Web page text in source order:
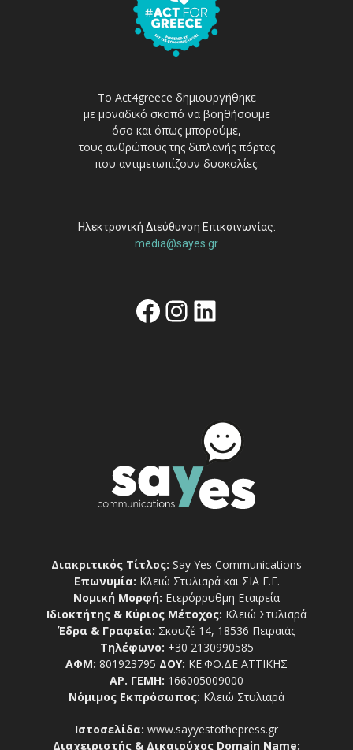
Το Act4greece δημιουργήθηκε
με μοναδικό σκοπό να βοηθήσουμε
όσο και όπως μπορούμε,
τους ανθρώπους της διπλανής πόρτας
που αντιμετωπίζουν δυσκολίες.
Ηλεκτρονική Διεύθυνση Επικοινωνίας:
media@sayes.gr
Facebook
Instagram
Linkedin
Διακριτικός Τίτλος: Say Yes Communications
Επωνυμία: Κλειώ Στυλιαρά και ΣΙΑ Ε.Ε.
Νομική Μορφή: Ετερόρρυθμη Εταιρεία
Ιδιοκτήτης & Κύριος Μέτοχος: Κλειώ Στυλιαρά
Έδρα & Γραφεία: Σκουζέ 14, 18536 Πειραιάς
Τηλέφωνο: +30 2130990585
ΑΦΜ: 801923795 ΔΟΥ: ΚΕ.ΦΟ.ΔΕ ΑΤΤΙΚΗΣ
ΑΡ. ΓΕΜΗ: 166005009000
Νόμιμος Εκπρόσωπος: Κλειώ Στυλιαρά
Ιστοσελίδα: www.sayyestothepress.gr
Διαχειριστής & Δικαιούχος Domain Name: